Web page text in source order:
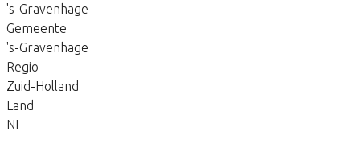
's-Gravenhage
Gemeente
's-Gravenhage
Regio
Zuid-Holland
Land
NL